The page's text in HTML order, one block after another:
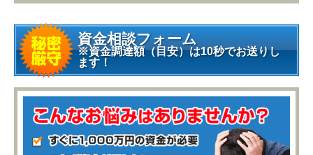
資金相談フォーム
※資金調達額（目安）は10秒でお送りし
ます！